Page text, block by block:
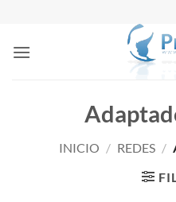
contenido
INICIO / REDES /